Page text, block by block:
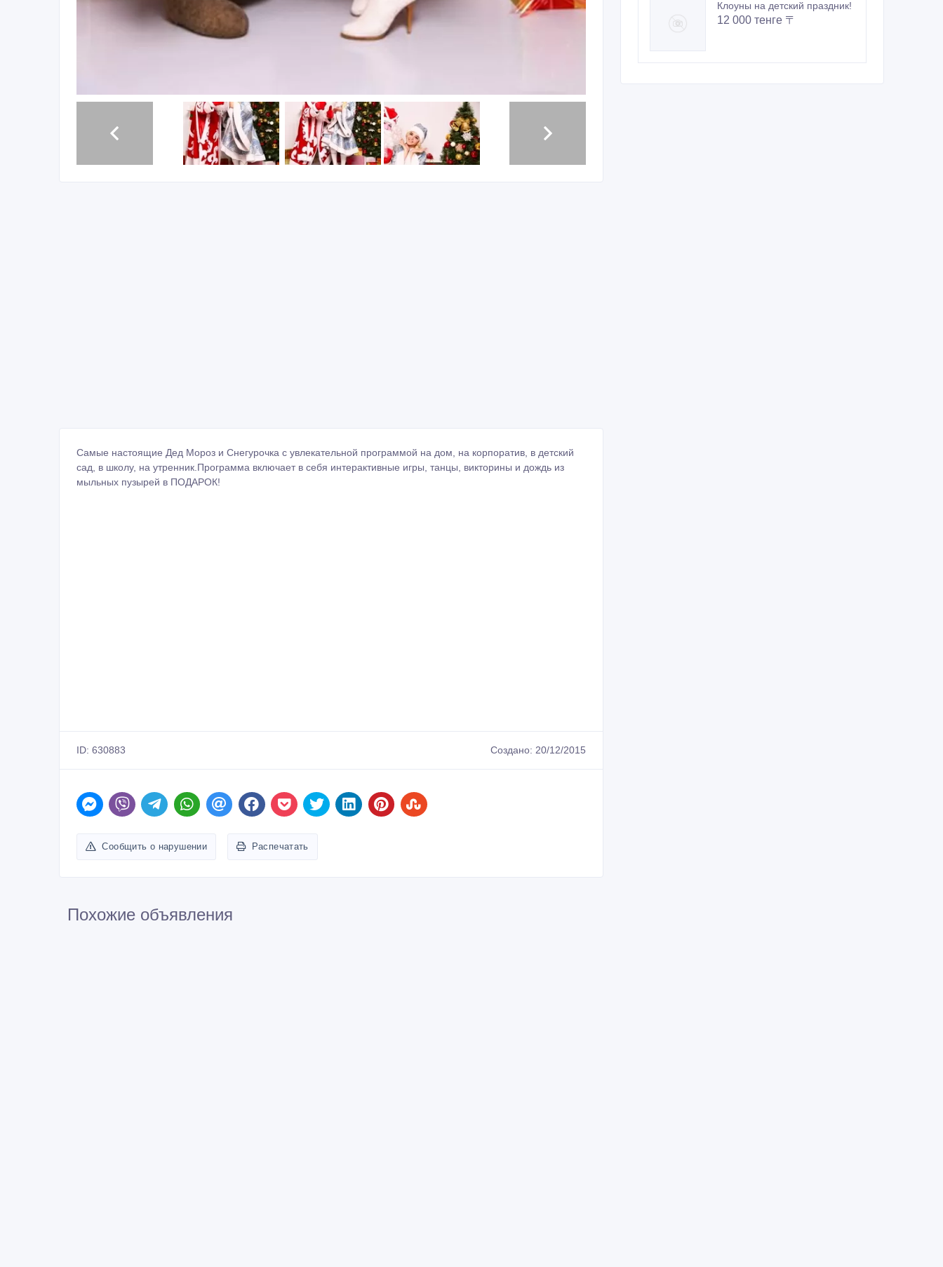
Самые настоящие Дед Мороз и Снегурочка с увлекательной программой на дом, на корпоратив, в детский
сад, в школу, на утренник.Программа включает в себя интерактивные игры, танцы, викторины и дождь из
мыльных пузырей в ПОДАРОК!
ID: 630883 Создано: 20/12/2015
Сообщить о нарушении Распечатать
Клоуны на детский праздник!
12 000 тенге 〒
Похожие объявления